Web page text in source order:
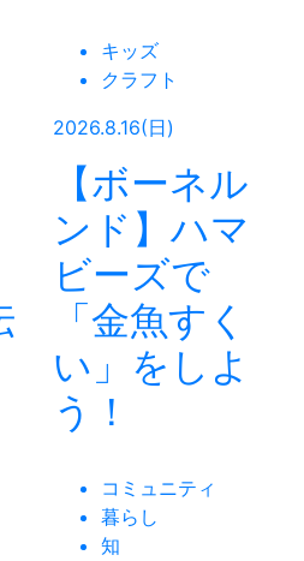
キッズ
クラフト
2026.8.16(日)
【ボーネル
ンド】ハマ
ビーズで
「金魚すく
い」をしよ
う！
コミュニティ
暮らし
知